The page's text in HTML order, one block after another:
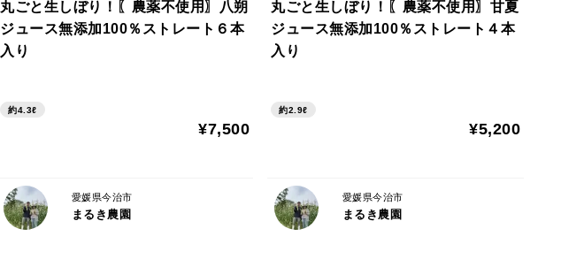
丸ごと生しぼり！〖農薬不使用〗八朔
ジュース無添加100％ストレート６本
入り
約4.3ℓ
¥7,500
愛媛県今治市
まるき農園
丸ごと生しぼり！〖農薬不使用〗甘夏
ジュース無添加100％ストレート４本
入り
約2.9ℓ
¥5,200
愛媛県今治市
まるき農園